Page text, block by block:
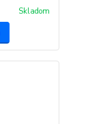
Skladom